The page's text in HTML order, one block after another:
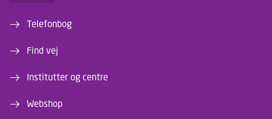
Telefonbog
Find vej
Institutter og centre
Webshop